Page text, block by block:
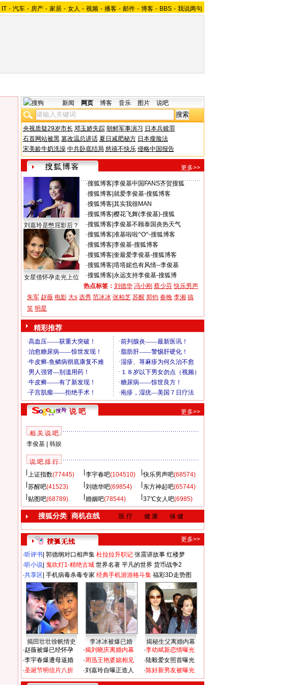
IT - 汽车 - 房产 - 家居 - 女人 - 视频 - 播客 - 邮件 - 博客 - BBS - 我说两句
新闻 网页 博客 音乐 图片 说吧
央视质疑29岁市长 邓玉娇失踪 朝鲜军事演习 日本兵赎罪
石首网站被黑 篡改温总讲话 夏日减肥秘方 日本瘦脸法
宋美龄牛奶洗澡 中共卧底结局 慈禧不快乐 侵略中国报告
更多>>
刘嘉玲是憋屈影后？
女星借怀孕走光上位
·搜狐博客| 李俊基中国FANS齐贺搜狐
·搜狐博客| 就爱李俊基-搜狐博客
·搜狐博客| 其实我很MAN
·搜狐博客| 樱花飞舞(李俊基)-搜狐
·搜狐博客| 李俊基不顾泰国炎热天气
·搜狐博客| 准基啦啦^O^-搜狐博客
·搜狐博客| 李俊基-搜狐博客
·搜狐博客| 奎最爱李俊基-搜狐博客
·搜狐博客| 塔塔妮也有风情--李俊基
·搜狐博客| 永远支持李俊基-搜狐博
热点标签： 刘德华 冯小刚 蔡少芬 快乐男声
朱军 赵薇 电影 大s 选秀 范冰冰 张柏芝 苏醒 郑钧 春晚 李湘 搞
笑 明星
精彩推荐
说 吧 更多>>
相 关 说 吧
李俊基| 韩娱
说 吧 排 行
上证指数(77445) 李宇春吧(104510) 快乐男声吧(68574)
苏醒吧(41523) 刘德华吧(69854) 东方神起吧(65744)
贴图吧(68789) 婚姻吧(78544) 37℃女人吧(6985)
搜狐分类| 商机在线 医 疗 健 康 保 健
更多>>
·听评书 郭德纲对口相声集 杜拉拉升职记 张震讲故事 红楼梦
·听小说 鬼吹灯1-精绝古城 世界名著 平凡的世界 货币战争2
·共享区 手机病毒杀毒专家 经典手机游游格斗集 福彩3D走势图
揭田壮壮徐帆情史 李冰冰被爆已婚
揭秘生父离婚内幕
·赵薇被爆已经怀孕
·李宇春爆遭母逼婚
·圣诞节明信片八折
·揭刘晓庆离婚内幕
·周迅王艳婆媳相见
·刘嘉玲自曝正造人
·李幼斌新恋情曝光
·陆毅爱女照首曝光
·陈好新男友被曝光